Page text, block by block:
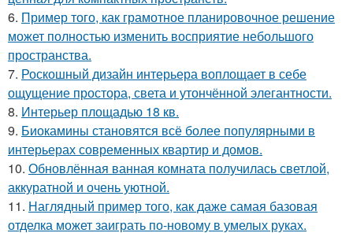
6. Пример того, как грамотное планировочное решение
может полностью изменить восприятие небольшого
пространства.
7. Роскошный дизайн интерьера воплощает в себе
ощущение простора, света и утончённой элегантности.
8. Интерьер площадью 18 кв.
9. Биокамины становятся всё более популярными в
интерьерах современных квартир и домов.
10. Обновлённая ванная комната получилась светлой,
аккуратной и очень уютной.
11. Наглядный пример того, как даже самая базовая
отделка может заиграть по-новому в умелых руках.